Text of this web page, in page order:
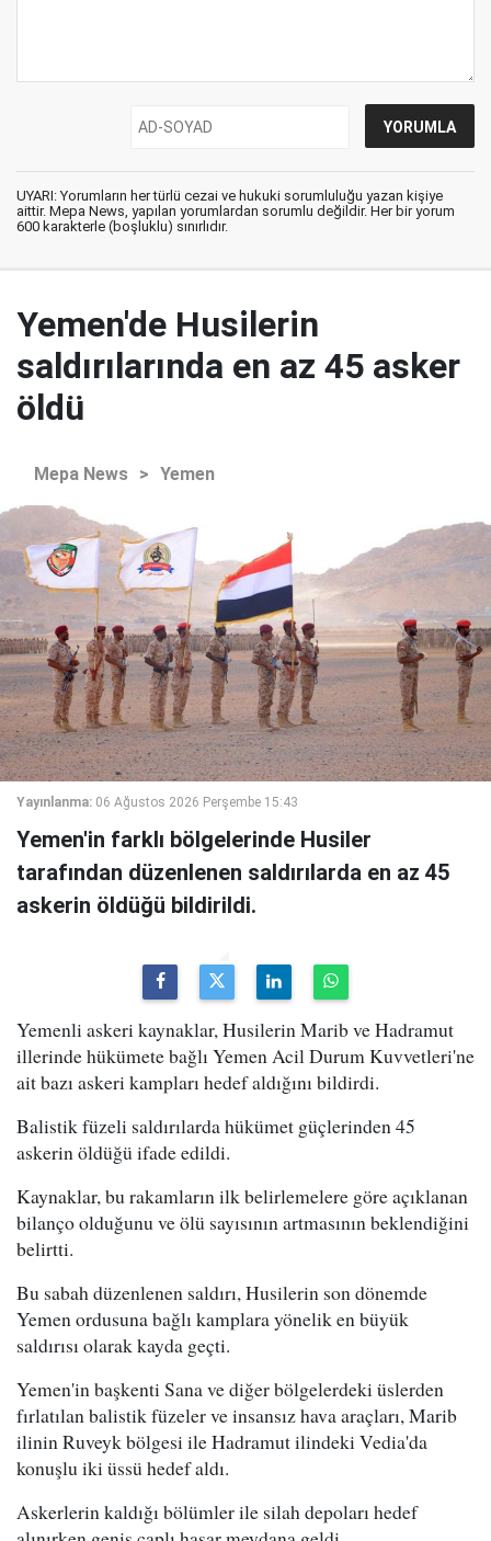
UYARI: Yorumların her türlü cezai ve hukuki sorumluluğu yazan kişiye
aittir. Mepa News, yapılan yorumlardan sorumlu değildir. Her bir yorum
600 karakterle (boşluklu) sınırlıdır.
Yemen'de Husilerin
saldırılarında en az 45 asker
öldü
Mepa News > Yemen
Yayınlanma: 06 Ağustos 2026 Perşembe 15:43
Yemen'in farklı bölgelerinde Husiler
tarafından düzenlenen saldırılarda en az 45
askerin öldüğü bildirildi.
Yemenli askeri kaynaklar, Husilerin Marib ve Hadramut
illerinde hükümete bağlı Yemen Acil Durum Kuvvetleri'ne
ait bazı askeri kampları hedef aldığını bildirdi.
Balistik füzeli saldırılarda hükümet güçlerinden 45
askerin öldüğü ifade edildi.
Kaynaklar, bu rakamların ilk belirlemelere göre açıklanan
bilanço olduğunu ve ölü sayısının artmasının beklendiğini
belirtti.
Bu sabah düzenlenen saldırı, Husilerin son dönemde
Yemen ordusuna bağlı kamplara yönelik en büyük
saldırısı olarak kayda geçti.
Yemen'in başkenti Sana ve diğer bölgelerdeki üslerden
fırlatılan balistik füzeler ve insansız hava araçları, Marib
ilinin Ruveyk bölgesi ile Hadramut ilindeki Vedia'da
konuşlu iki üssü hedef aldı.
Askerlerin kaldığı bölümler ile silah depoları hedef